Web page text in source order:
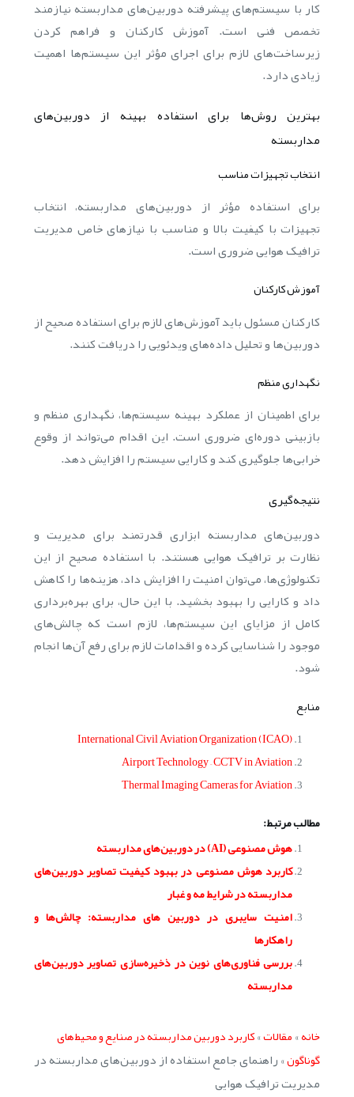
کار با سیستم‌های پیشرفته دوربین‌های مداربسته نیازمند
تخصص فنی است. آموزش کارکنان و فراهم کردن
زیرساخت‌های لازم برای اجرای مؤثر این سیستم‌ها اهمیت
زیادی دارد.
بهترین روش‌ها برای استفاده بهینه از دوربین‌های
مداربسته
انتخاب تجهیزات مناسب
برای استفاده مؤثر از دوربین‌های مداربسته، انتخاب
تجهیزات با کیفیت بالا و مناسب با نیازهای خاص مدیریت
ترافیک هوایی ضروری است.
آموزش کارکنان
کارکنان مسئول باید آموزش‌های لازم برای استفاده صحیح از
دوربین‌ها و تحلیل داده‌های ویدئویی را دریافت کنند.
نگهداری منظم
برای اطمینان از عملکرد بهینه سیستم‌ها، نگهداری منظم و
بازبینی دوره‌ای ضروری است. این اقدام می‌تواند از وقوع
خرابی‌ها جلوگیری کند و کارایی سیستم را افزایش دهد.
نتیجه‌گیری
دوربین‌های مداربسته ابزاری قدرتمند برای مدیریت و
نظارت بر ترافیک هوایی هستند. با استفاده صحیح از این
تکنولوژی‌ها، می‌توان امنیت را افزایش داد، هزینه‌ها را کاهش
داد و کارایی را بهبود بخشید. با این حال، برای بهره‌برداری
کامل از مزایای این سیستم‌ها، لازم است که چالش‌های
موجود را شناسایی کرده و اقدامات لازم برای رفع آن‌ها انجام
شود.
منابع
International Civil Aviation Organization (ICAO)
Airport Technology – CCTV in Aviation
Thermal Imaging Cameras for Aviation
مطالب مرتبط:
هوش مصنوعی (AI) در دوربین‌های مداربسته
کاربرد هوش مصنوعی در بهبود کیفیت تصاویر دوربین‌های
مداربسته در شرایط مه و غبار
امنیت سایبری در دوربین های مداربسته: چالش‌ها و
راهکارها
بررسی فناوری‌های نوین در ذخیره‌سازی تصاویر دوربین‌های
مداربسته
خانه»مقالات»کاربرد دوربین مداربسته در صنایع و محیط‌های
گوناگون»راهنمای جامع استفاده از دوربین‌های مداربسته در
مدیریت ترافیک هوایی